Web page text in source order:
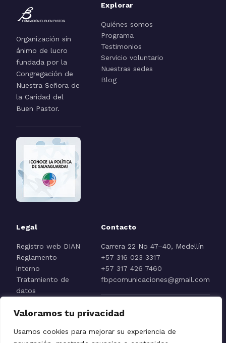
Valoramos tu privacidad
Usamos cookies para mejorar su experiencia de
Organización sin
ánimo de lucro
fundada por la
Congregación de
Nuestra Señora de
la Caridad del
Buen Pastor.
Explorar
Quiénes somos
Programa
Testimonios
Servicio voluntario
Nuestras sedes
Blog
Legal
Registro web DIAN
Reglamento
interno
Tratamiento de
datos
privacidad
Contacto
Carrera 22 No 47–40, Medellín
+57 316 023 3317
+57 317 426 7460
fbpcomunicaciones@gmail.com